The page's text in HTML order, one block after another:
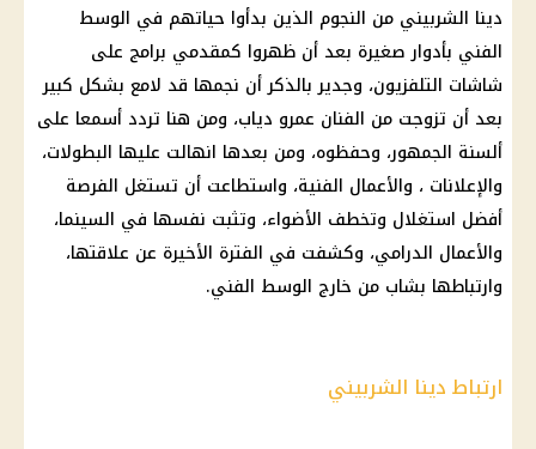
دينا الشربيني من النجوم الذين بدأوا حياتهم في الوسط
الفني بأدوار صغيرة بعد أن ظهروا كمقدمي برامج على
شاشات التلفزيون، وجدير بالذكر أن نجمها قد لامع بشكل كبير
بعد أن تزوجت من الفنان عمرو دياب، ومن هنا تردد أسمعا على
ألسنة الجمهور، وحفظوه، ومن بعدها انهالت عليها البطولات،
والإعلانات ، والأعمال الفنية، واستطاعت أن تستغل الفرصة
أفضل استغلال وتخطف الأضواء، وتثبت نفسها في السينما،
والأعمال الدرامي، وكشفت في الفترة الأخيرة عن علاقتها،
وارتباطها بشاب من خارج الوسط الفني.
ارتباط دينا الشربيني